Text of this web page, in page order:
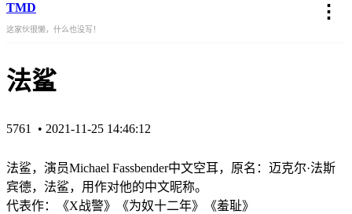
TMD ⋮
这家伙很懒，什么也没写！
法鲨
5761 • 2021-11-25 14:46:12
法鲨，演‌‌‌‌‌‌‌‌‌员Michael Fassbender中文空耳，原名：迈克尔·法斯
宾德，法鲨，用作对他的中文昵称。
代表作：《X战警》《为奴十二年》《羞耻》